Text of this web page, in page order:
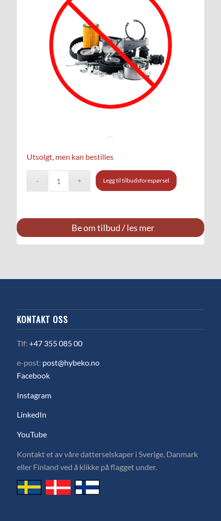
Utsolgt, men kan bestilles
Legg til tilbudsforespørsel
Be om tilbud / les mer
KONTAKT OSS
Tlf: +47 355 085 00
e-post: post@hybeko.no
Facebook
Instagram
LinkedIn
YouTube
Kontakt et av våre datterselskaper i Sverige, Danmark
eller Finland ved å klikke på flagget under.